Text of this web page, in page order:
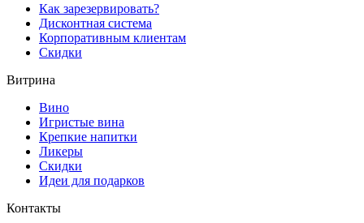
Как зарезервировать?
Дисконтная система
Корпоративным клиентам
Скидки
Витрина
Вино
Игристые вина
Крепкие напитки
Ликеры
Скидки
Идеи для подарков
Контакты